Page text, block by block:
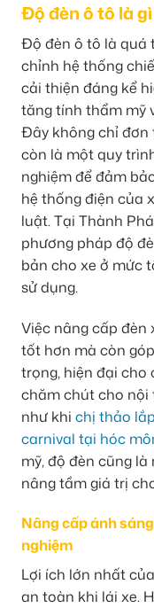
Độ đèn ô tô là
Độ đèn ô tô là quá
chỉnh hệ thống
cải thiện đáng kể
tăng tính thẩm mỹ
Đây không chỉ đơn
còn là một quy
nghiệm để đảm
hệ thống điện của
luật. Tại Thành
phương pháp độ
bản cho xe ở mức
sử dụng.
Việc nâng cấp đèn
tốt hơn mà còn
trọng, hiện đại cho
chăm chút cho nội
như khi chị thảo
carnival tại hóc
mỹ, độ đèn cũng
nâng tầm giá trị
Nâng cấp ánh
nghiệm
Lợi ích lớn nhất
an toàn khi lái xe.